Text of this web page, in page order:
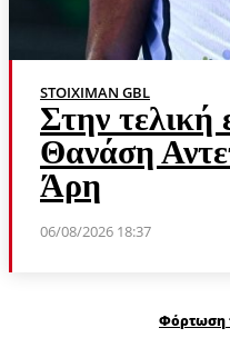
STOIXIMAN GBL
Στην τελική
Θανάση
Άρη
06/08/2026 18:37
Φόρτωση